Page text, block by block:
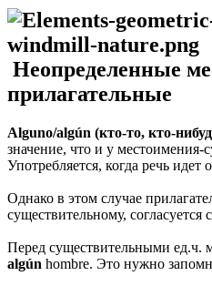
Неопределенные
прилагательные
Alguno/algún (кто-то, кто-
значение, что и у местоимения-
Употребляется, когда речь
Однако в этом случае
существительному,
Перед существительными ед.ч.
algún hombre. Это нужно